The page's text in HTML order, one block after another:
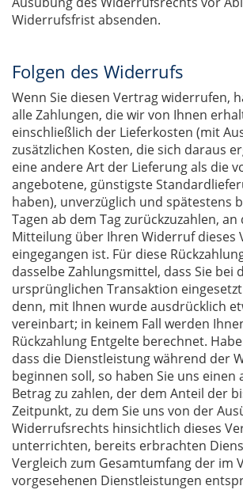
Widerrufsfrist absenden.
Folgen des Widerrufs
Wenn Sie diesen Vertrag widerrufen,
alle Zahlungen, die wir von Ihnen
einschließlich der Lieferkosten (mit
zusätzlichen Kosten, die sich daraus
eine andere Art der Lieferung als die
angebotene, günstigste
haben), unverzüglich und spätestens
Tagen ab dem Tag zurückzuzahlen, an
Mitteilung über Ihren Widerruf dieses
eingegangen ist. Für diese
dasselbe Zahlungsmittel, dass Sie bei
ursprünglichen Transaktion
denn, mit Ihnen wurde ausdrücklich
vereinbart; in keinem Fall werden
Rückzahlung Entgelte berechnet.
dass die Dienstleistung während der
beginnen soll, so haben Sie uns einen
Betrag zu zahlen, der dem Anteil der
Zeitpunkt, zu dem Sie uns von der
Widerrufsrechts hinsichtlich dieses
unterrichten, bereits erbrachten
Vergleich zum Gesamtumfang der im
vorgesehenen Dienstleistungen